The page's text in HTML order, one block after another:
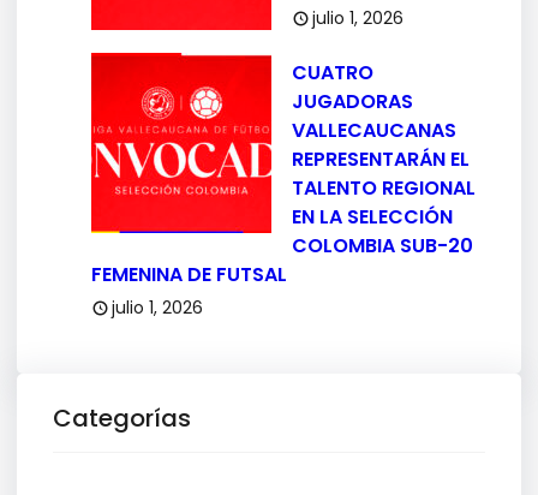
julio 1, 2026
CUATRO
JUGADORAS
VALLECAUCANAS
REPRESENTARÁN EL
TALENTO REGIONAL
EN LA SELECCIÓN
COLOMBIA SUB-20
FEMENINA DE FUTSAL
julio 1, 2026
Categorías